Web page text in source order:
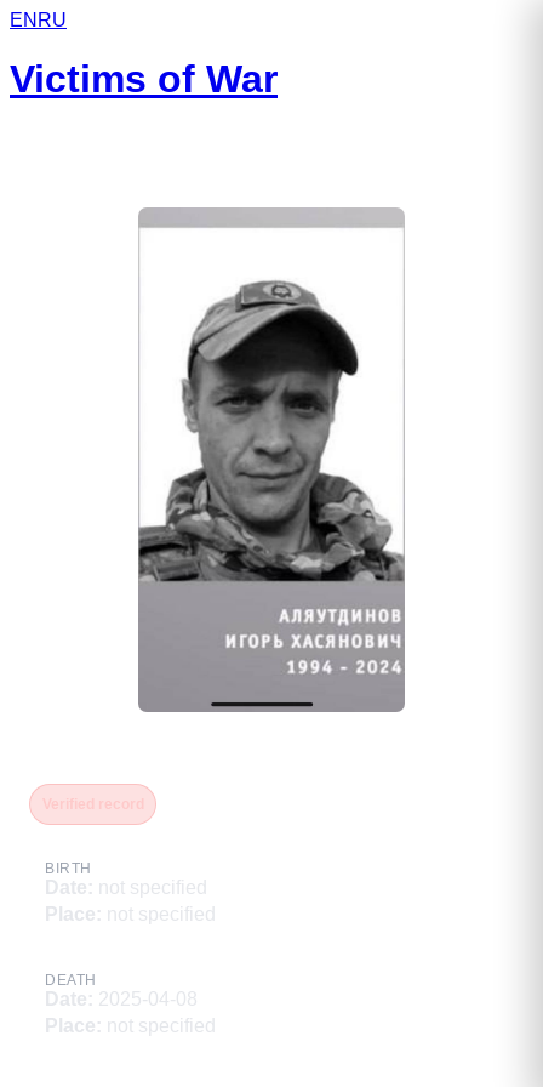
EN RU
Victims of War
BIRTH
Date: not specified
Place: not specified
DEATH
Date: 2025-04-08
Place: not specified